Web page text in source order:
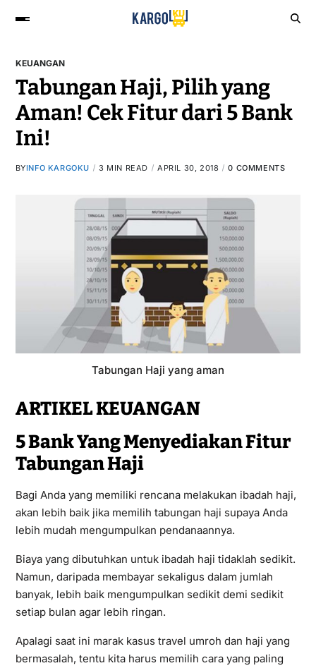
KEUANGAN
Tabungan Haji, Pilih yang
Aman! Cek Fitur dari 5 Bank
Ini!
BYINFO KARGOKU 3 MIN READ APRIL 30, 2018 0 COMMENTS
Tabungan Haji yang aman
ARTIKEL KEUANGAN
5 Bank Yang Menyediakan Fitur
Tabungan Haji
Bagi Anda yang memiliki rencana melakukan ibadah haji,
akan lebih baik jika memilih tabungan haji supaya Anda
lebih mudah mengumpulkan pendanaannya.
Biaya yang dibutuhkan untuk ibadah haji tidaklah sedikit.
Namun, daripada membayar sekaligus dalam jumlah
banyak, lebih baik mengumpulkan sedikit demi sedikit
setiap bulan agar lebih ringan.
Apalagi saat ini marak kasus travel umroh dan haji yang
bermasalah, tentu kita harus memilih cara yang paling